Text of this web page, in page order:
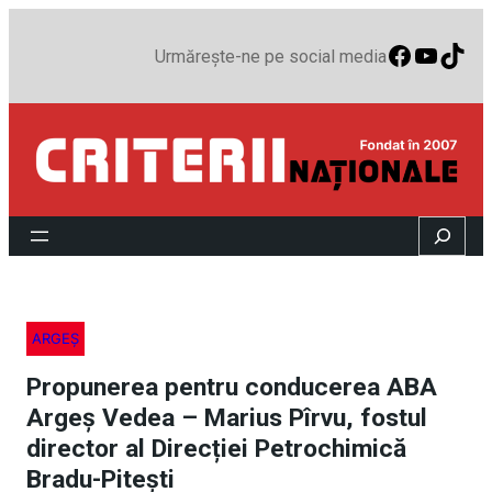
Urmărește-ne pe social media
Search
ARGEȘ
Propunerea pentru conducerea ABA
Argeș Vedea – Marius Pîrvu, fostul
director al Direcției Petrochimică
Bradu-Pitești